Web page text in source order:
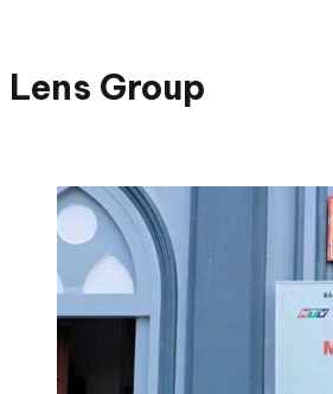
Lens Group